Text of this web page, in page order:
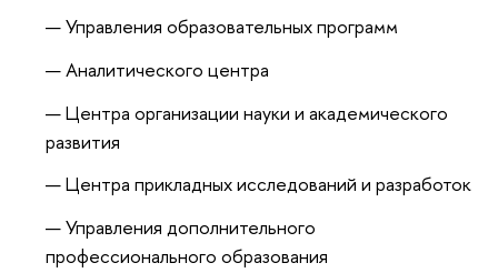
Управления образовательных программ
Аналитического центра
Центра организации науки и академического
развития
Центра прикладных исследований и разработок
Управления дополнительного
профессионального образования